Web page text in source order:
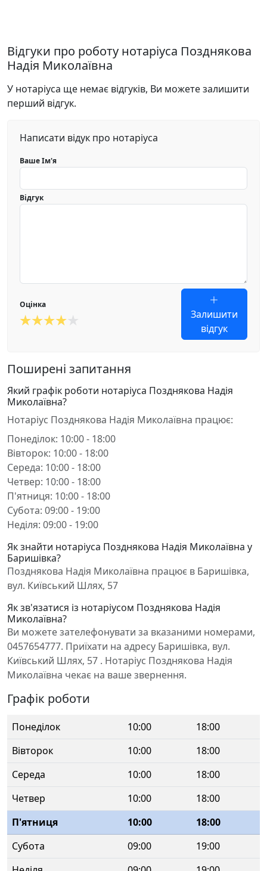
Відгуки про роботу нотаріуса Позднякова
Надія Миколаївна
У нотаріуса ще немає відгуків, Ви можете залишити
перший відгук.
Написати відук про нотаріуса
Ваше Ім'я
Відгук
Оцінка
Залишити
відгук
Поширені запитання
Який графік роботи нотаріуса Позднякова Надія
Миколаївна?
Нотаріус Позднякова Надія Миколаївна працює:
Понеділок: 10:00 - 18:00
Вівторок: 10:00 - 18:00
Середа: 10:00 - 18:00
Четвер: 10:00 - 18:00
П'ятниця: 10:00 - 18:00
Субота: 09:00 - 19:00
Неділя: 09:00 - 19:00
Як знайти нотаріуса Позднякова Надія Миколаївна у
Баришівка?
Позднякова Надія Миколаївна працює в Баришівка,
вул. Київський Шлях, 57
Як зв'язатися із нотаріусом Позднякова Надія
Миколаївна?
Ви можете зателефонувати за вказаними номерами,
0457654777. Приїхати на адресу Баришівка, вул.
Київський Шлях, 57 . Нотаріус Позднякова Надія
Миколаївна чекає на ваше звернення.
Графік роботи
Понеділок 10:00
18:00
Вівторок
10:00
18:00
Середа
10:00
18:00
Четвер
10:00
18:00
П'ятниця
10:00
18:00
Субота
09:00
19:00